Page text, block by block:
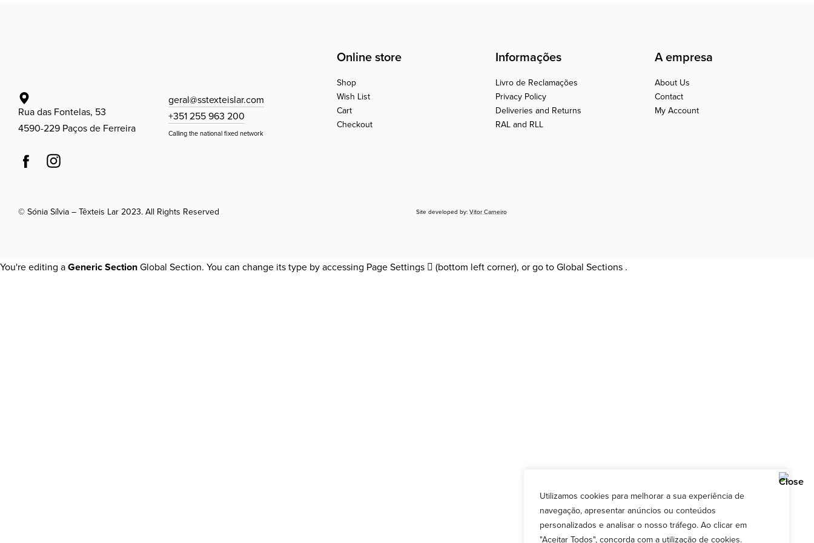
Utilizamos cookies para melhorar a sua experiência de
navegação, apresentar anúncios ou conteúdos
personalizados e analisar o nosso tráfego. Ao clicar em
"Aceitar Todos", concorda com a utilização de cookies.
Rua das Fontelas, 53
4590-229 Paços de Ferreira
geral@sstexteislar.com
+351 255 963 200
Calling the national fixed network
Online store
Shop
Wish List
Cart
Checkout
Informações
Livro de Reclamações
Privacy Policy
Deliveries and Returns
RAL and RLL
A empresa
About Us
Contact
My Account
© Sónia Sílvia – Têxteis Lar 2023. All Rights Reserved Site developed by: Vítor Carneiro
You're editing a Generic Section Global Section. You can change its type by accessing Page Settings (bottom left corner), or go to Global Sections .